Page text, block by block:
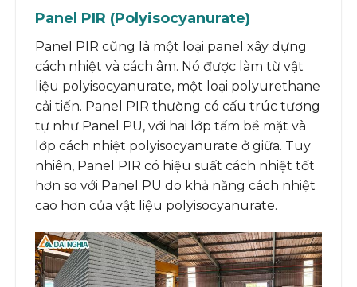
Panel PIR (Polyisocyanurate)
Panel PIR cũng là một loại panel xây dựng
cách nhiệt và cách âm. Nó được làm từ vật
liệu polyisocyanurate, một loại polyurethane
cải tiến. Panel PIR thường có cấu trúc tương
tự như Panel PU, với hai lớp tấm bề mặt và
lớp cách nhiệt polyisocyanurate ở giữa. Tuy
nhiên, Panel PIR có hiệu suất cách nhiệt tốt
hơn so với Panel PU do khả năng cách nhiệt
cao hơn của vật liệu polyisocyanurate.